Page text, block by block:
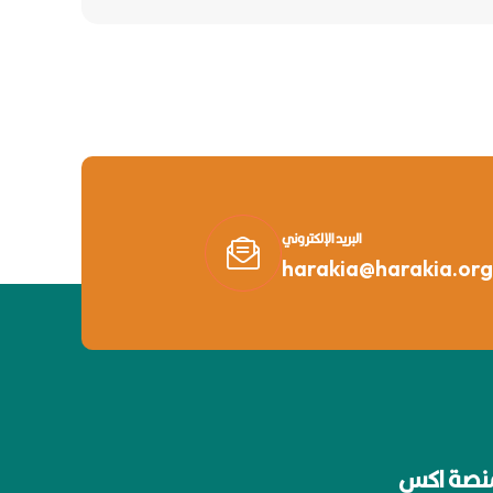
البريد الإلكتروني
اكس